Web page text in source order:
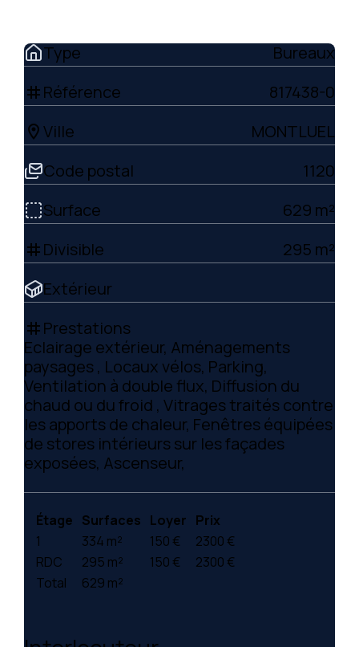
Type Bureaux
tag Référence 817438-0
location_on Ville
MONTLUEL
Code postal
1120
Surface
629 m²
tag Divisible
295 m²
Extérieur
tag Prestations
Eclairage extérieur, Aménagements
paysages , Locaux vélos, Parking,
Ventilation à double flux, Diffusion du
chaud ou du froid , Vitrages traités contre
les apports de chaleur, Fenêtres équipées
de stores intérieurs sur les façades
exposées, Ascenseur,
Étage Surfaces Loyer Prix
1
334 m² 150 €
2300 €
RDC
295 m² 150 €
2300 €
Total
629 m²